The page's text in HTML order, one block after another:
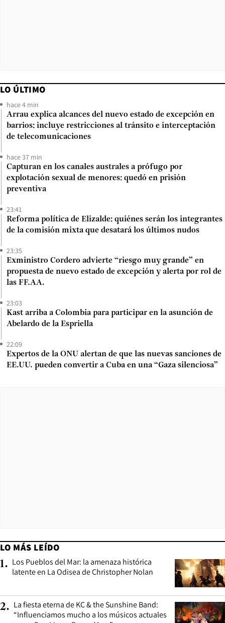
LO ÚLTIMO
hace 4 min
Arrau explica alcances del nuevo estado de excepción en
barrios: incluye restricciones al tránsito e interceptación
de telecomunicaciones
hace 37 min
Capturan en los canales australes a prófugo por
explotación sexual de menores: quedó en prisión
preventiva
23:41
Reforma política de Elizalde: quiénes serán los integrantes
de la comisión mixta que desatará los últimos nudos
23:35
Exministro Cordero advierte “riesgo muy grande” en
propuesta de nuevo estado de excepción y alerta por rol de
las FF.AA.
23:03
Kast arriba a Colombia para participar en la asunción de
Abelardo de la Espriella
22:09
Expertos de la ONU alertan de que las nuevas sanciones de
EE.UU. pueden convertir a Cuba en una “Gaza silenciosa”
LO MÁS LEÍDO
1. Los Pueblos del Mar: la amenaza histórica
latente en La Odisea de Christopher Nolan
2. La fiesta eterna de KC & the Sunshine Band:
“Influenciamos mucho a los músicos actuales